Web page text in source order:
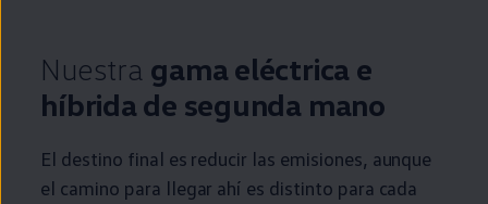
Nuestra gama eléctrica e
híbrida de segunda mano
El destino final es reducir las emisiones, aunque
el camino para llegar ahí es distinto para cada